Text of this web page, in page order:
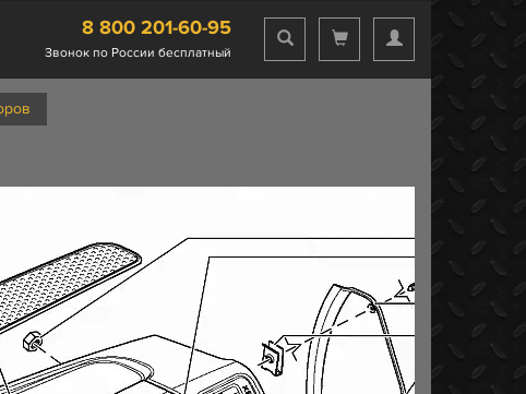
8 800 201-60-95
Звонок по России бесплатный